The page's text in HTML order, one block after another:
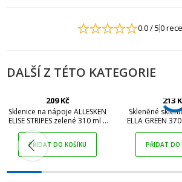
0.0/ 50
DALŠÍ Z TÉTO KATEGORIE
209 Kč
Sklenice na nápoje ALLESKEN
ELISE STRIPES zelené 310 ml 4
PŘIDAT DO KOŠÍKU
213
Skleněné
ELLA GREEN
PŘIDAT DO
PŘIHLÁŠENÍ
Přihlaste se ke
Emailová adresa